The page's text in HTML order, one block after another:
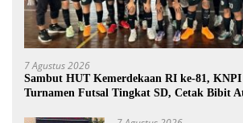
7 Agustus 2026
Sambut HUT Kemerdekaan RI ke-81,
Turnamen Futsal Tingkat SD, Cetak Bibit